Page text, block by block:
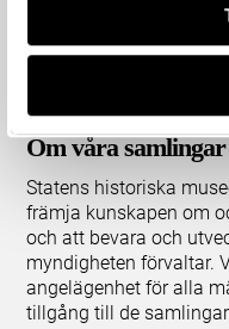
Om våra samlingar
Statens historiska
främja kunskapen om
och att bevara och
myndigheten förvaltar.
angelägenhet för alla
tillgång till de